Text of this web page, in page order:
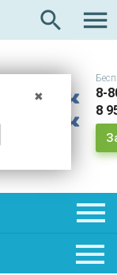
search 
✖
8-
8

